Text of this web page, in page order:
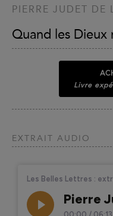
PIERRE JUDET DE
Quand les Dieux
Livre
EXTRAIT AUDIO